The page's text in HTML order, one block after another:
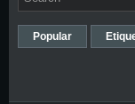
Popular